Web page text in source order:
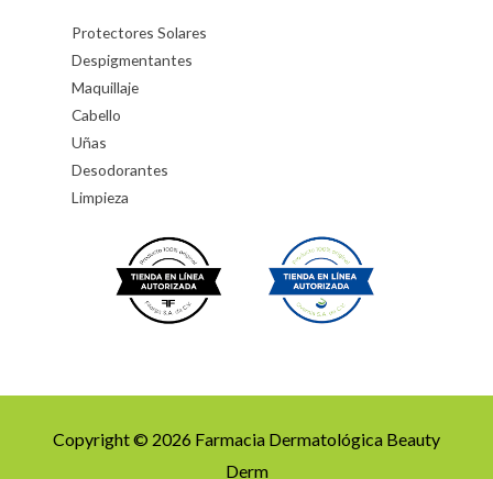
Protectores Solares
Despigmentantes
Maquillaje
Cabello
Uñas
Desodorantes
Limpieza
Copyright © 2026 Farmacia Dermatológica Beauty
Derm